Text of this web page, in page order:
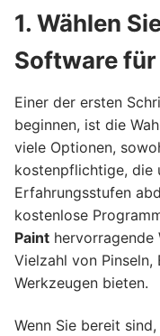
1. Wählen
Software
Einer der ersten
beginnen, ist die
viele Optionen,
kostenpflichtige, die
Erfahrungsstufen
kostenlose
Paint hervorragende
Vielzahl von Pinseln,
Werkzeugen bieten.
Wenn Sie bereit